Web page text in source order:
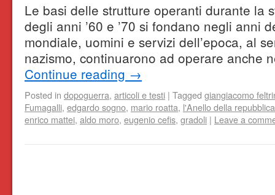
Le basi delle strutture operanti durante la
degli anni ’60 e ’70 si fondano negli anni
mondiale, uomini e servizi dell’epoca, al
nazismo, continuarono ad operare anche
Continue reading →
Posted in dopoguerra, articoli e testi | Tagged giangiacomo
Fumagalli, edgardo sogno, mario roatta, l'Anello della repubblica
enrico mattei, aldo moro, eugenio cefis, gradoli | Leave a